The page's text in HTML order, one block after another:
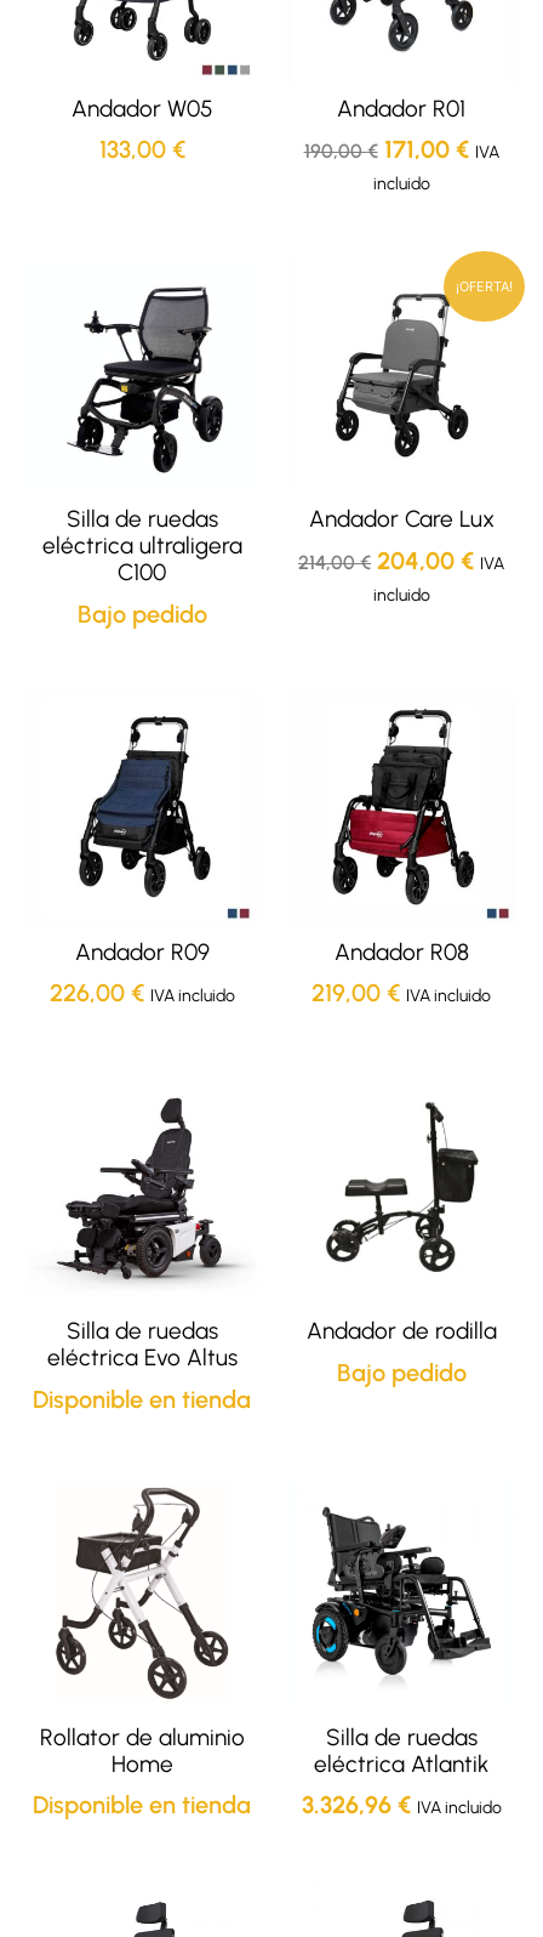
Andador W05
133,00 €
Andador R01
190,00€ 171,00 € IVA
incluido
Silla de ruedas
eléctrica ultraligera
C100
Bajo pedido
¡OFERTA!
Andador Care Lux
214,00€
precio
original
era:
214,00 €.
204,00 €
precio
IVA
incluido
Andador R09
226,00 € IVA incluido
Andador R08
219,00 € IVA incluido
Silla de ruedas
eléctrica Evo Altus
Disponible en tienda
Andador de rodilla
Bajo pedido
Rollator de aluminio
Home
Disponible en tienda
Silla de ruedas
eléctrica Atlantik
3.326,96 € IVA incluido